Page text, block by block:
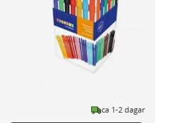
ca 1-2 dagar